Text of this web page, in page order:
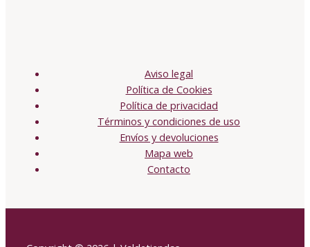
Aviso legal
Política de Cookies
Política de privacidad
Términos y condiciones de uso
Envíos y devoluciones
Mapa web
Contacto